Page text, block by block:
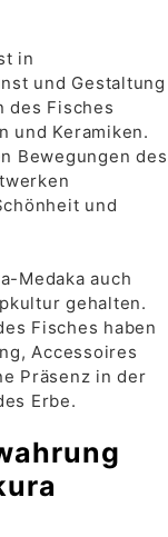
in
und Gestaltung
des Fisches
und Keramiken.
Bewegungen des
und
Medaka auch
gehalten.
Fisches haben
Accessoires
Präsenz in der
Erbe.